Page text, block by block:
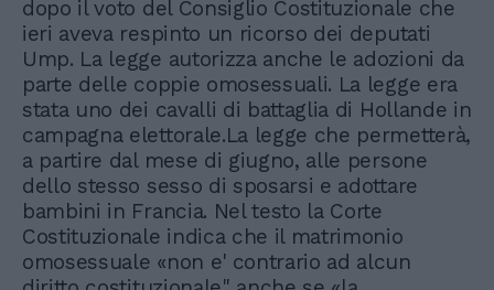
dopo il voto del Consiglio Costituzionale che
ieri aveva respinto un ricorso dei deputati
Ump. La legge autorizza anche le adozioni da
parte delle coppie omosessuali. La legge era
stata uno dei cavalli di battaglia di Hollande in
campagna elettorale.La legge che permetterà,
a partire dal mese di giugno, alle persone
dello stesso sesso di sposarsi e adottare
bambini in Francia. Nel testo la Corte
Costituzionale indica che il matrimonio
omosessuale «non e' contrario ad alcun